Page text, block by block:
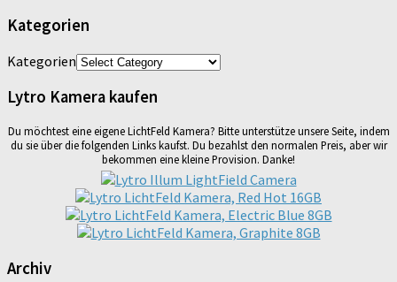
Kategorien
Kategorien
Lytro Kamera kaufen
Du möchtest eine eigene LichtFeld Kamera? Bitte unterstütze unsere Seite, indem
du sie über die folgenden Links kaufst. Du bezahlst den normalen Preis, aber wir
bekommen eine kleine Provision. Danke!
Archiv